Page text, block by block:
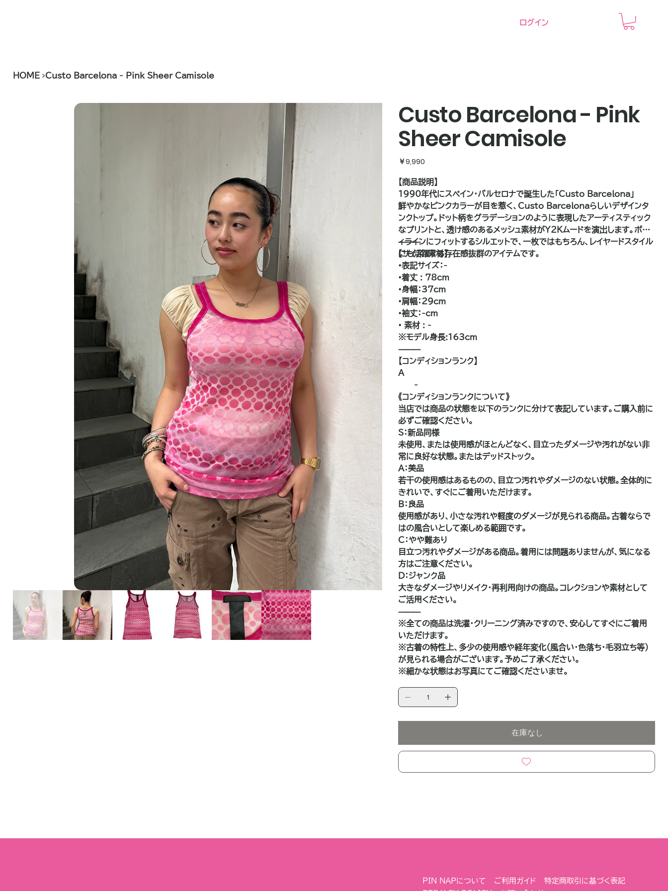
ログイン
HOME >Custo Barcelona - Pink Sheer Camisole
Custo Barcelona - Pink
Sheer Camisole
価
￥9,990
【商品説明】
1990年代にスペイン・バルセロナで誕生した「Custo Barcelona」
鮮やかなピンクカラーが目を惹く、Custo Barcelonaらしいデザインタ
ンクトップ。ドット柄をグラデーションのように表現したアーティスティック
なプリントと、透け感のあるメッシュ素材がY2Kムードを演出します。ボデ
ィラインにフィットするシルエットで、一枚ではもちろん、レイヤードスタイル
にも活躍する存在感抜群のアイテムです。
⸻
【サイズ・素材】
•表記サイズ：-
•着丈 : 78cm
•身幅：37cm
•肩幅：29cm
•袖丈：-cm
• 素材 : -
※モデル身長:163cm
⸻
【コンディションランク】
A
——-
《コンディションランクについて》
当店では商品の状態を以下のランクに分けて表記しています。ご購入前に
必ずご確認ください。
S：新品同様
未使用、または使用感がほとんどなく、目立ったダメージや汚れがない非
常に良好な状態。またはデッドストック。
A：美品
若干の使用感はあるものの、目立つ汚れやダメージのない状態。全体的に
きれいで、すぐにご着用いただけます。
B：良品
使用感があり、小さな汚れや軽度のダメージが見られる商品。古着ならで
はの風合いとして楽しめる範囲です。
C：やや難あり
目立つ汚れやダメージがある商品。着用には問題ありませんが、気になる
方はご注意ください。
D：ジャンク品
大きなダメージやリメイク・再利用向けの商品。コレクションや素材として
ご活用ください。
⸻
※全ての商品は洗濯・クリーニング済みですので、安心してすぐにご着用
いただけます。
※古着の特性上、多少の使用感や経年変化（風合い・色落ち・毛羽立ち等）
が見られる場合がございます。予めご了承ください。
※細かな状態はお写真にてご確認くださいませ。
在庫なし
PIN NAPについて ご利用ガイド
特定商取引に基づく表記